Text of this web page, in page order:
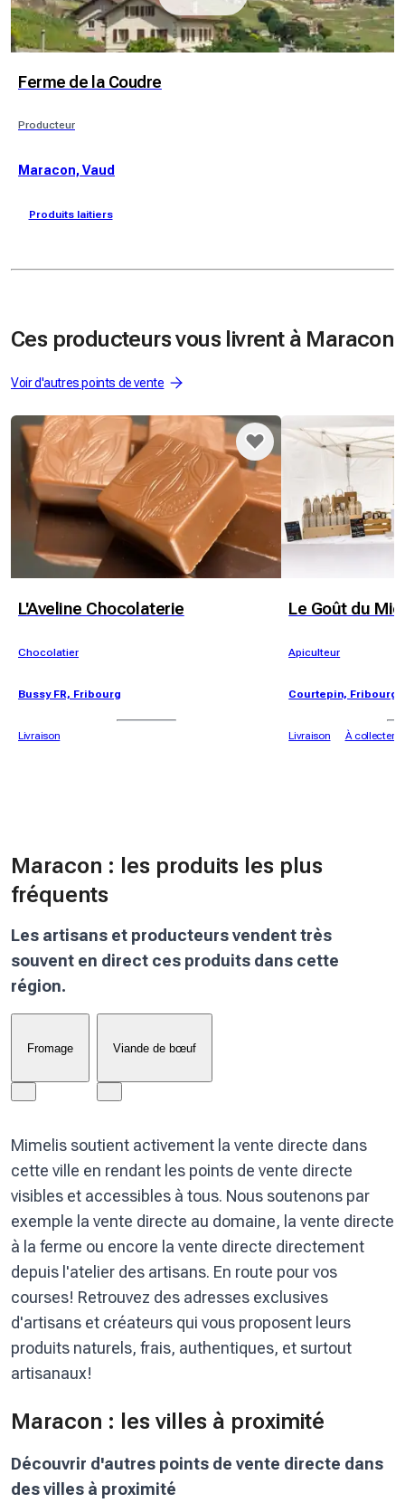
Ferme de la Coudre
Producteur
Maracon, Vaud
Produits laitiers
Ces producteurs vous livrent à Maracon
Voir d'autres points de vente
L'Aveline Chocolaterie
Chocolatier
Bussy FR, Fribourg
Livraison
Le Goût du
Apiculteur
Courtepin, Fribourg
Livraison À collecter
Maracon : les produits les plus
fréquents
Les artisans et producteurs vendent très
souvent en direct ces produits dans cette
région.
Fromage Viande de bœuf
Mimelis soutient activement la vente directe dans
cette ville en rendant les points de vente directe
visibles et accessibles à tous. Nous soutenons par
exemple la vente directe au domaine, la vente directe
à la ferme ou encore la vente directe directement
depuis l'atelier des artisans. En route pour vos
courses! Retrouvez des adresses exclusives
d'artisans et créateurs qui vous proposent leurs
produits naturels, frais, authentiques, et surtout
artisanaux!
Maracon : les villes à proximité
Découvrir d'autres points de vente directe dans
des villes à proximité